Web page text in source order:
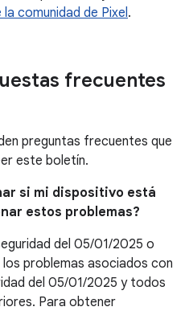
comunidad de Pixel.
frecuentes
preguntas frecuentes que
este boletín.
si mi dispositivo está
estos problemas?
del 05/01/2025 o
problemas asociados con
del 05/01/2025 y todos
Para obtener